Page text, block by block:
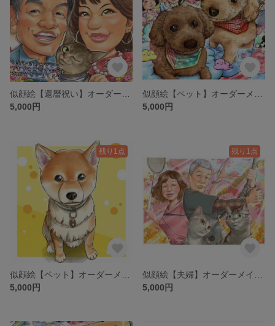
5,000円
5,000円
残り1点
5,000円
残り1点
5,000円